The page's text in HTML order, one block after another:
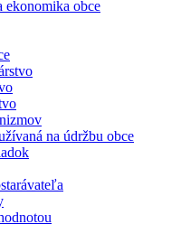
ekonomika obce
na údržbu obce